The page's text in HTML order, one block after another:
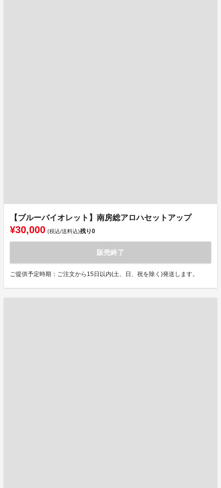
【ブルーバイオレット】南房総アロハセットアップ
¥30,000 (税込/送料込)残り0
販売終了
ご提供予定時期：ご注文から15日以内(土、日、祝を除く)発送します。